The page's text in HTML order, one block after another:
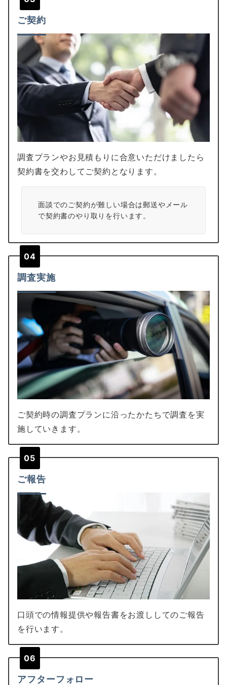
ご契約
調査プランやお見積もりに合意いただけましたら
契約書を交わしてご契約となります。
面談でのご契約が難しい場合は郵送やメール
で契約書のやり取りを行います。
04
調査実施
ご契約時の調査プランに沿ったかたちで調査を実
施していきます。
05
ご報告
口頭での情報提供や報告書をお渡ししてのご報告
を行います。
06
アフターフォロー